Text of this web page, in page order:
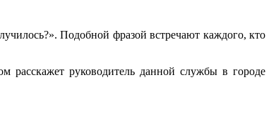
Подобной фразой встречают каждого, кто
расскажет руководитель данной службы в городе